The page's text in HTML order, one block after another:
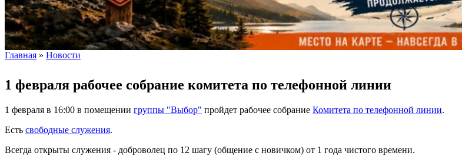
Главная » Новости
1 февраля рабочее собрание комитета по телефонной линии
1 февраля в 16:00 в помещении группы "Выбор" пройдет рабочее собрание Комитета по телефонной линии.
Есть свободные служения.
Всегда открыты служения - доброволец по 12 шагу (общение с новичком) от 1 года чистого времени.